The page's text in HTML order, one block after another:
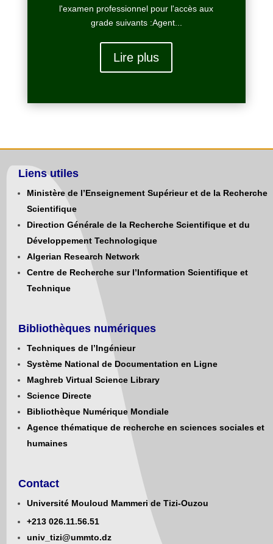
l'examen professionnel pour l'accès aux
grade suivants :Agent...
Lire plus
Liens utiles
Ministère de l’Enseignement Supérieur et de la Recherche
Scientifique
Direction Générale de la Recherche Scientifique et du
Développement Technologique
Algerian Research Network
Centre de Recherche sur l’Information Scientifique et
Technique
Bibliothèques numériques
Techniques de l’Ingénieur
Système National de Documentation en Ligne
Maghreb Virtual Science Library
Science Directe
Bibliothèque Numérique Mondiale
Agence thématique de recherche en sciences sociales et
humaines
Contact
Université Mouloud Mammeri de Tizi-Ouzou
+213 026.11.56.51
univ_tizi@ummto.dz